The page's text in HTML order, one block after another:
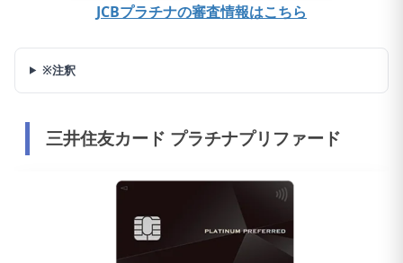
JCBプラチナの審査情報はこちら
※注釈
三井住友カード プラチナプリファード